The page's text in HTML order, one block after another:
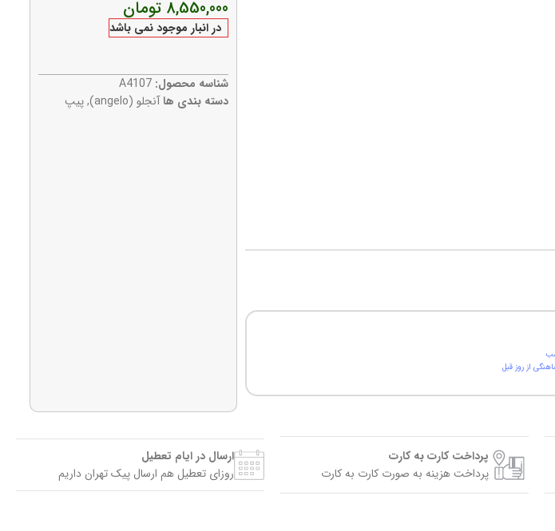
8,550,000 تومان
در انبار موجود نمی باشد
شناسه محصول:A4107
دسته بندی ها آنجلو (angelo) ,پیپ
پرداخت کارت به کارت
پرداخت هزینه به صورت کارت به کارت
ارسال در ایام تعطیل
روزای تعطیل هم ارسال پیک تهران داریم